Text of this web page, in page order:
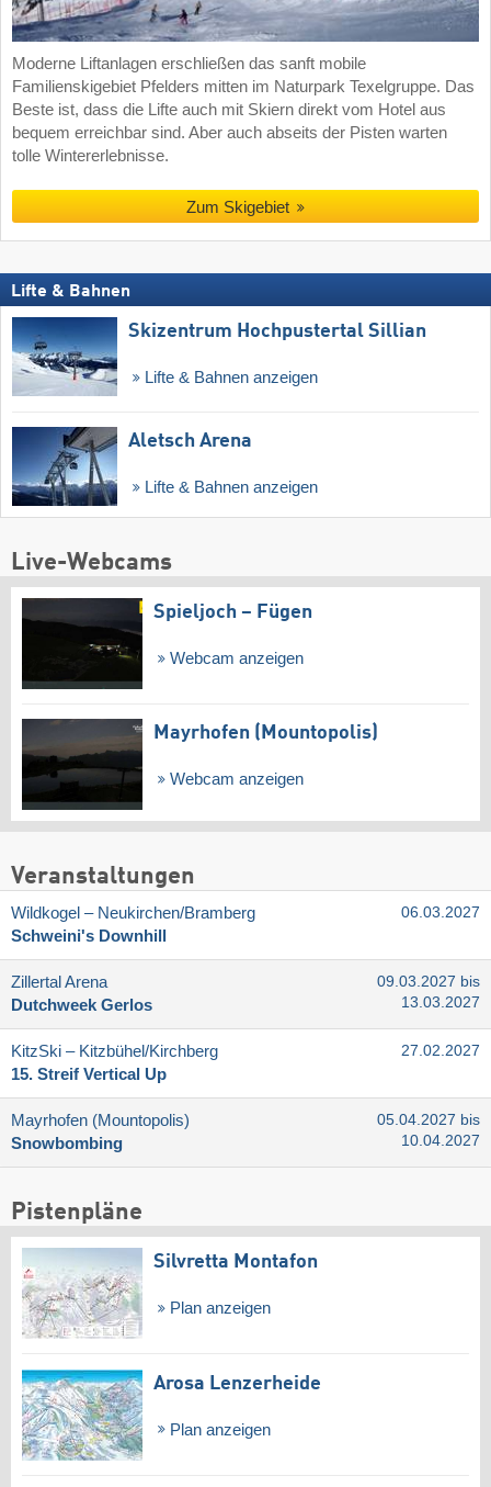
Moderne Liftanlagen erschließen das sanft mobile
Familienskigebiet Pfelders mitten im Naturpark Texelgruppe. Das
Beste ist, dass die Lifte auch mit Skiern direkt vom Hotel aus
bequem erreichbar sind. Aber auch abseits der Pisten warten
tolle Wintererlebnisse.
Zum Skigebiet
Lifte & Bahnen
Skizentrum Hochpustertal Sillian
Lifte & Bahnen anzeigen
Aletsch Arena
Lifte & Bahnen anzeigen
Live-Webcams
Spieljoch – Fügen
Webcam anzeigen
Mayrhofen (Mountopolis)
Webcam anzeigen
Veranstaltungen
Wildkogel – Neukirchen/​Bramberg
Schweini's Downhill
06.03.2027
Zillertal Arena
Dutchweek Gerlos
09.03.2027 bis
13.03.2027
KitzSki – Kitzbühel/​Kirchberg
15. Streif Vertical Up
27.02.2027
Mayrhofen (Mountopolis)
Snowbombing
05.04.2027 bis
10.04.2027
Pistenpläne
Silvretta Montafon
Plan anzeigen
Arosa Lenzerheide
Plan anzeigen